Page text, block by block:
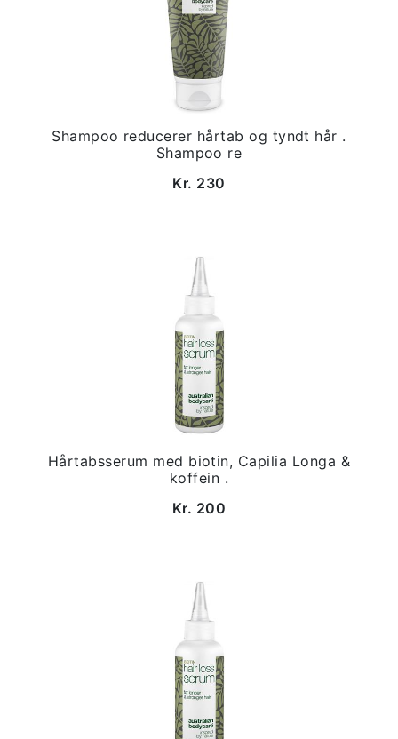
Shampoo reducerer hårtab og tyndt hår .
Shampoo re
Kr. 230
Hårtabsserum med biotin, Capilia Longa &
koffein .
Kr. 200